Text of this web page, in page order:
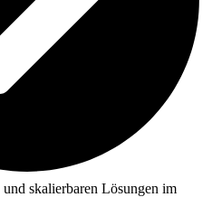
skalierbaren Lösungen im